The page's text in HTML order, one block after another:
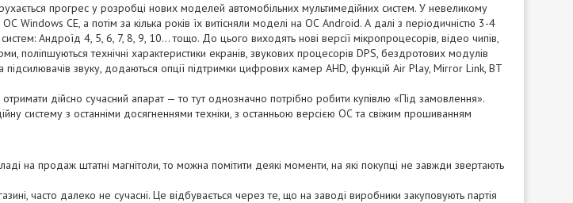
прогрес у розробці нових моделей автомобільних мультимедійних систем. У невеликому
CE, а потім за кілька років їх витісняли моделі на ОС Android. А далі з періодичністю 3-4
Андроїд 4, 5, 6, 7, 8, 9, 10... тощо. До цього виходять нові версії мікропроцесорів, відео чипів,
поліпшуються технічні характеристики екранів, звукових процесорів DPS, бездротових модулів
підсилювачів звуку, додаються опції підтримки цифрових камер AHD, функцій Air Play, Mirror Link, BT
дійсно сучасний апарат — то тут однозначно потрібно робити купівлю «Під замовлення».
систему з останніми досягненнями техніки, з останньою версією ОС та свіжим прошиванням
на продаж штатні магнітоли, то можна помітити деякі моменти, на які покупці не завжди звертають
часто далеко не сучасні. Це відбувається через те, що на заводі виробники закуповують партія